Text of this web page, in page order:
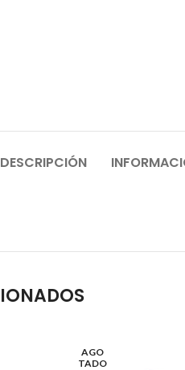
DESCRIPCIÓN
AGO
TADO